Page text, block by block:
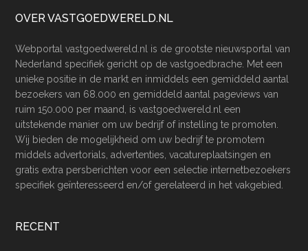
Footer
OVER VASTGOEDWERELD.NL
Webportal vastgoedwereld.nl is de grootste nieuwsportal van
Nederland specifiek gericht op de vastgoedbrache. Met een
unieke positie in de markt en inmiddels een gemiddeld aantal
bezoekers van 68.000 en gemiddeld aantal pageviews van
ruim 150.000 per maand, is vastgoedwereld.nl een
uitstekende manier om uw bedrijf of instelling te promoten.
Wij bieden de mogelijkheid om uw bedrijf te promotem
middels advertorials, advertenties, vacatureplaatsingen en
gratis extra persberichten voor een selectie internetbezoekers
specifiek geïnteresseerd en/of gerelateerd in het vakgebied.
RECENT